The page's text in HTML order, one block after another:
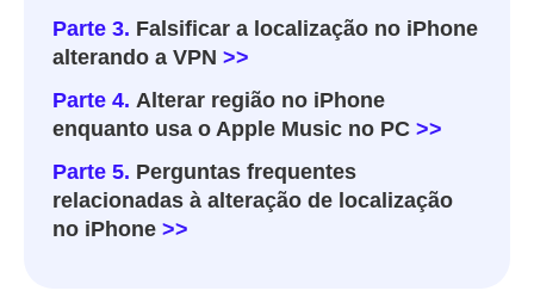
Parte 3. Falsificar a localização no iPhone
alterando a VPN >>
Parte 4. Alterar região no iPhone
enquanto usa o Apple Music no PC >>
Parte 5. Perguntas frequentes
relacionadas à alteração de localização
no iPhone >>